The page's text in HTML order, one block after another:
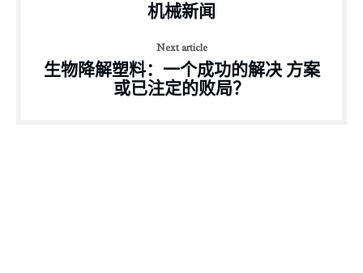
机械新闻
Next article
生物降解塑料：一个成功的解决 方案
或已注定的败局？